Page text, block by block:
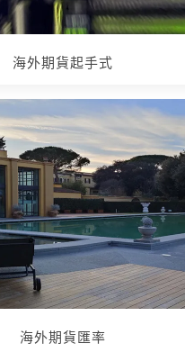
海外期貨起手式
海外期貨匯率